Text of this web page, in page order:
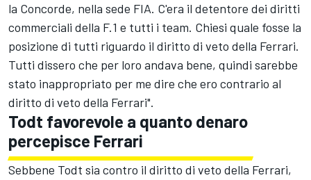
la Concorde, nella sede FIA. C'era il detentore dei diritti
commerciali della F.1 e tutti i team. Chiesi quale fosse la
posizione di tutti riguardo il diritto di veto della Ferrari.
Tutti dissero che per loro andava bene, quindi sarebbe
stato inappropriato per me dire che ero contrario al
diritto di veto della Ferrari".
Todt favorevole a quanto denaro
percepisce Ferrari
Sebbene Todt sia contro il diritto di veto della Ferrari,